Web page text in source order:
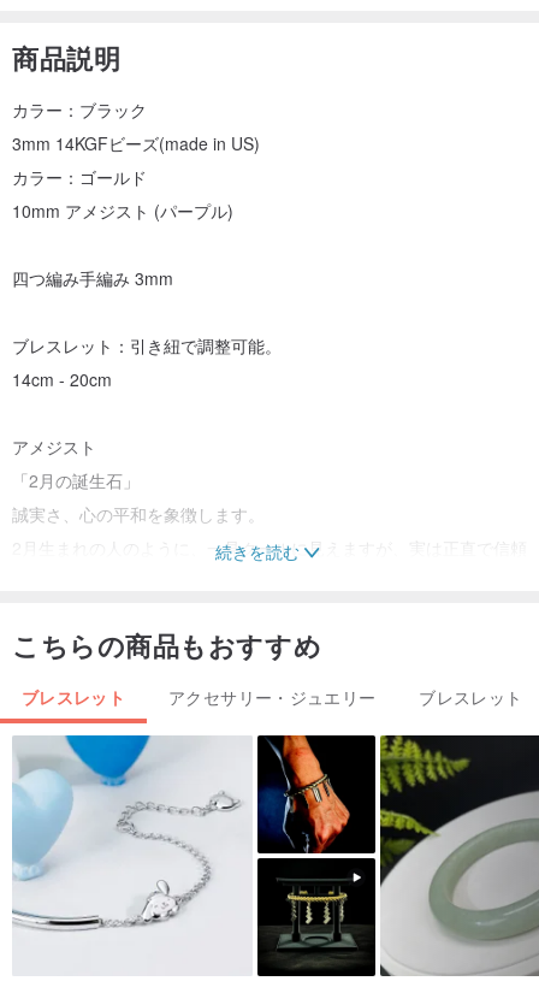
商品説明
カラー：ブラック
3mm 14KGFビーズ(made in US)
カラー：ゴールド
10mm アメジスト (パープル)
四つ編み手編み 3mm
ブレスレット：引き紐で調整可能。
14cm - 20cm
アメジスト
「2月の誕生石」
誠実さ、心の平和を象徴します。
2月生まれの人のように、一見クールに見えますが、実は正直で信頼
幸運のブレスレットは完成後の長さ変更はできません。
ご入金確認後、製作開始まで5営業日ほど頂戴いたします。
一つ一つの幸運のブレスレットは手編みです。そのため、一日に製
作できる数には限りがございます。皆様の忍耐に感謝いたします。
どんな服装にも合わせやすいデザインです。
+++++++++++++++++++++++++++++++++++++++++++++++++++++
続きを読む
こちらの商品もおすすめ
ブレスレット アクセサリー・ジュエリー ブレスレット